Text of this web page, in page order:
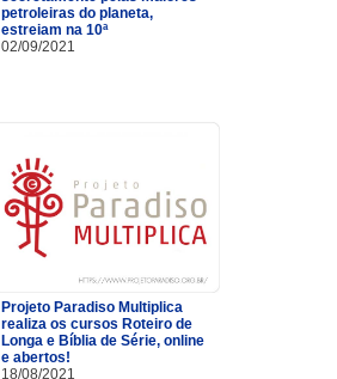
petroleiras do planeta,
estreiam na 10ª
02/09/2021
Projeto Paradiso Multiplica
realiza os cursos Roteiro de
Longa e Bíblia de Série, online
e abertos!
18/08/2021